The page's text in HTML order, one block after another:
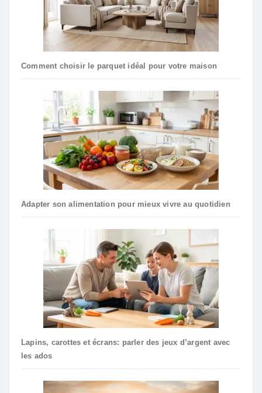
Comment choisir le parquet idéal pour votre maison
Adapter son alimentation pour mieux vivre au quotidien
Lapins, carottes et écrans: parler des jeux d’argent avec
les ados